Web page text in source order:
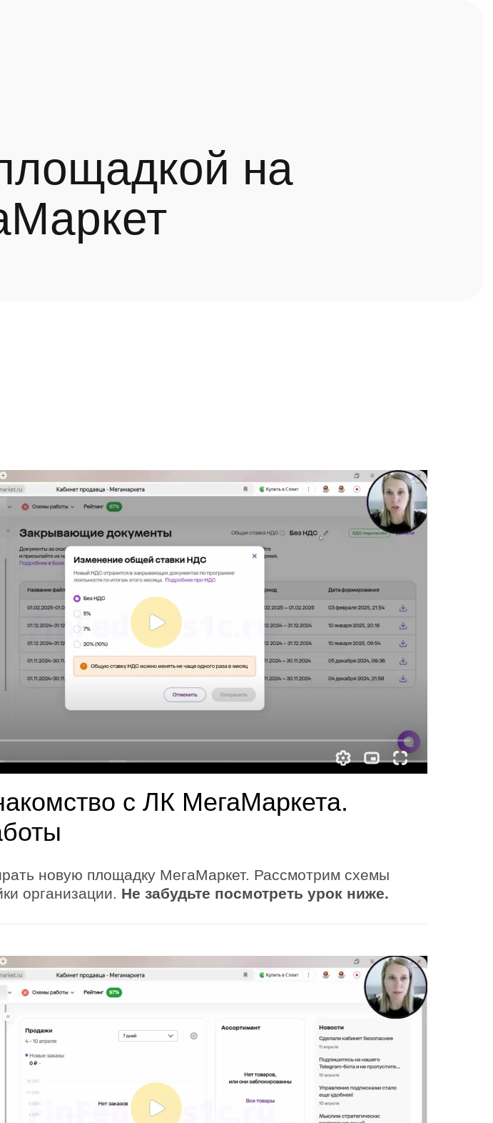
на
с ЛК МегаМаркета.
новую площадку МегаМаркет. Рассмотрим схемы
организации. Не забудьте посмотреть урок ниже.